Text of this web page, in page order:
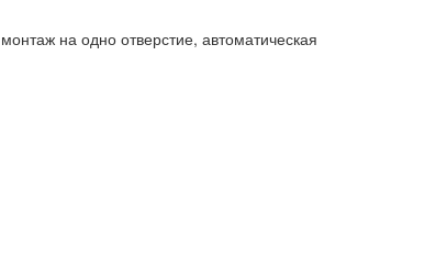
на одно отверстие, автоматическая